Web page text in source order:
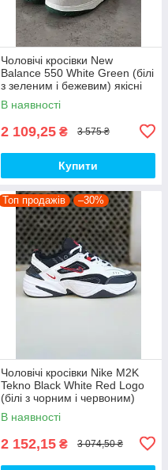
Чоловічі кросівки New
Balance 550 White Green (білі
з зеленим і бежевим) якісні
модні кроси NB020 топ
В наявності
2 109,25 ₴ 3 575 ₴
Купити
Топ продажів –30%
Чоловічі кросівки Nike M2K
Tekno Black White Red Logo
(білі з чорним і червоним)
спортивні демі кроси PD7430
топ
В наявності
2 152,15 ₴ 3 074,50 ₴